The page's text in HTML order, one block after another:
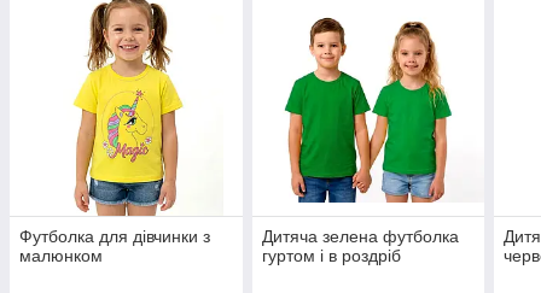
Футболка для дівчинки з
малюнком
Дитяча зелена футболка
гуртом і в роздріб